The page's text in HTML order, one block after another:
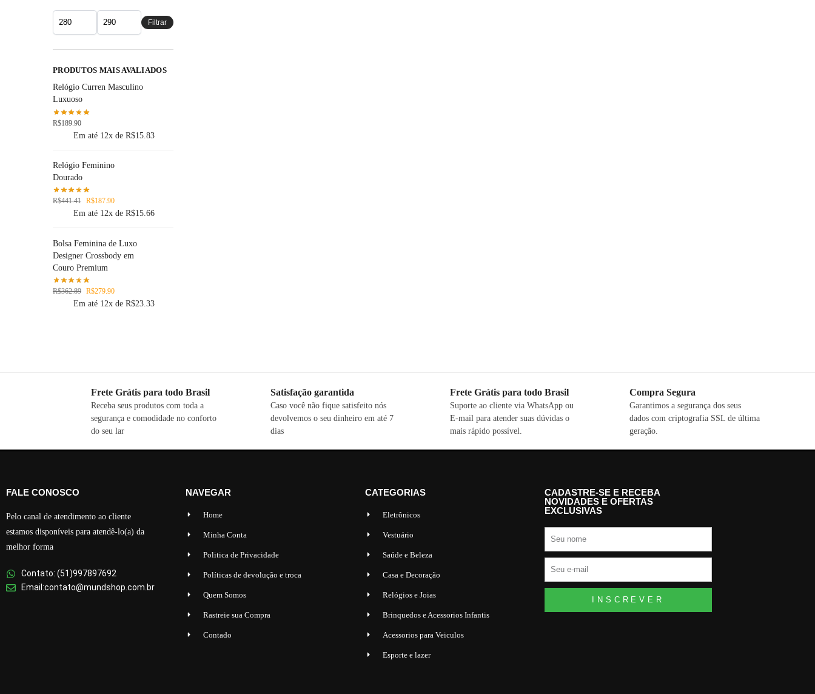
Filtrar
PRODUTOS MAIS AVALIADOS
Relógio Curren Masculino
Luxuoso
R$189.90
Em até 12x deR$15.83
Relógio Feminino
Dourado
R$441.41 R$187.90
Em até 12x deR$15.66
Bolsa Feminina de Luxo
Designer Crossbody em
Couro Premium
R$362.89 R$279.90
Em até 12x deR$23.33
Frete Grátis para todo Brasil
Receba seus produtos com toda a
segurança e comodidade no conforto
do seu lar
Satisfação garantida
Caso você não fique satisfeito nós
devolvemos o seu dinheiro em até 7
dias
Frete Grátis para todo Brasil
Suporte ao cliente via WhatsApp ou
E-mail para atender suas dúvidas o
mais rápido possível.
Compra Segura
Garantimos a segurança dos seus
dados com criptografia SSL de última
geração.
FALE CONOSCO
Pelo canal de atendimento ao cliente
estamos disponíveis para atendê-lo(a) da
melhor forma
Contato: (51)997897692
Email:contato@mundshop.com.br
NAVEGAR
Home
Minha Conta
Politica de Privacidade
Políticas de devolução e troca
Quem Somos
Rastreie sua Compra
Contado
CATEGORIAS
Eletrônicos
Vestuário
Saúde e Beleza
Casa e Decoração
Relógios e Joias
Brinquedos e Acessorios Infantis
Acessorios para Veiculos
Esporte e lazer
CADASTRE-SE E RECEBA
NOVIDADES E OFERTAS
EXCLUSIVAS
INSCREVER